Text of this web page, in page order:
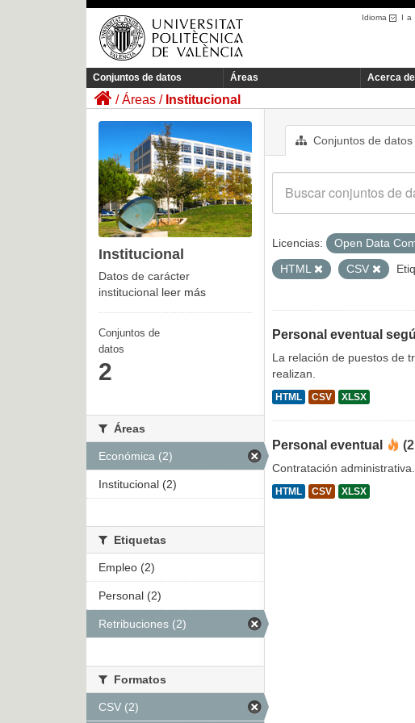
Idioma I a
Conjuntos de datos Áreas Acerca de
Áreas Institucional
Conjuntos de datos
Licencias: Open Data
HTML
CSV
Personal eventual
La relación de puestos de
realizan.
HTML CSV XLSX
Personal eventual
Contratación
HTML CSV XLSX
Institucional
Datos de carácter
institucional leer más
Conjuntos de
datos
2
Áreas
Económica (2)
Institucional (2)
Etiquetas
Empleo (2)
Personal (2)
Retribuciones (2)
Formatos
CSV (2)